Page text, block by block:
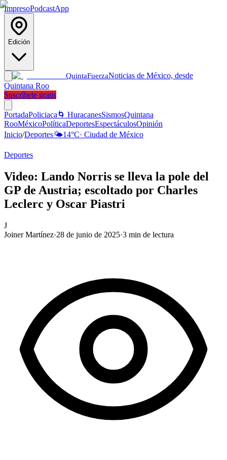
ImpresoPodcastApp
Edición
QuintaFuerzaNoticias de México, desde
Quintana Roo
Suscríbete gratis
PortadaPoliciaca 🌀 HuracanesSismosQuintana
RooMéxicoPolíticaDeportesEspectáculosOpinión
Inicio/Deportes🌤️14°C· Ciudad de México
Deportes
Video: Lando Norris se lleva la pole del
GP de Austria; escoltado por Charles
Leclerc y Oscar Piastri
J
Joiner Martínez·28 de junio de 2025·3 min de lectura